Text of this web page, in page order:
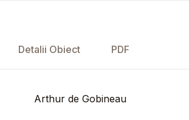
Detalii Obiect PDF
Arthur de Gobineau